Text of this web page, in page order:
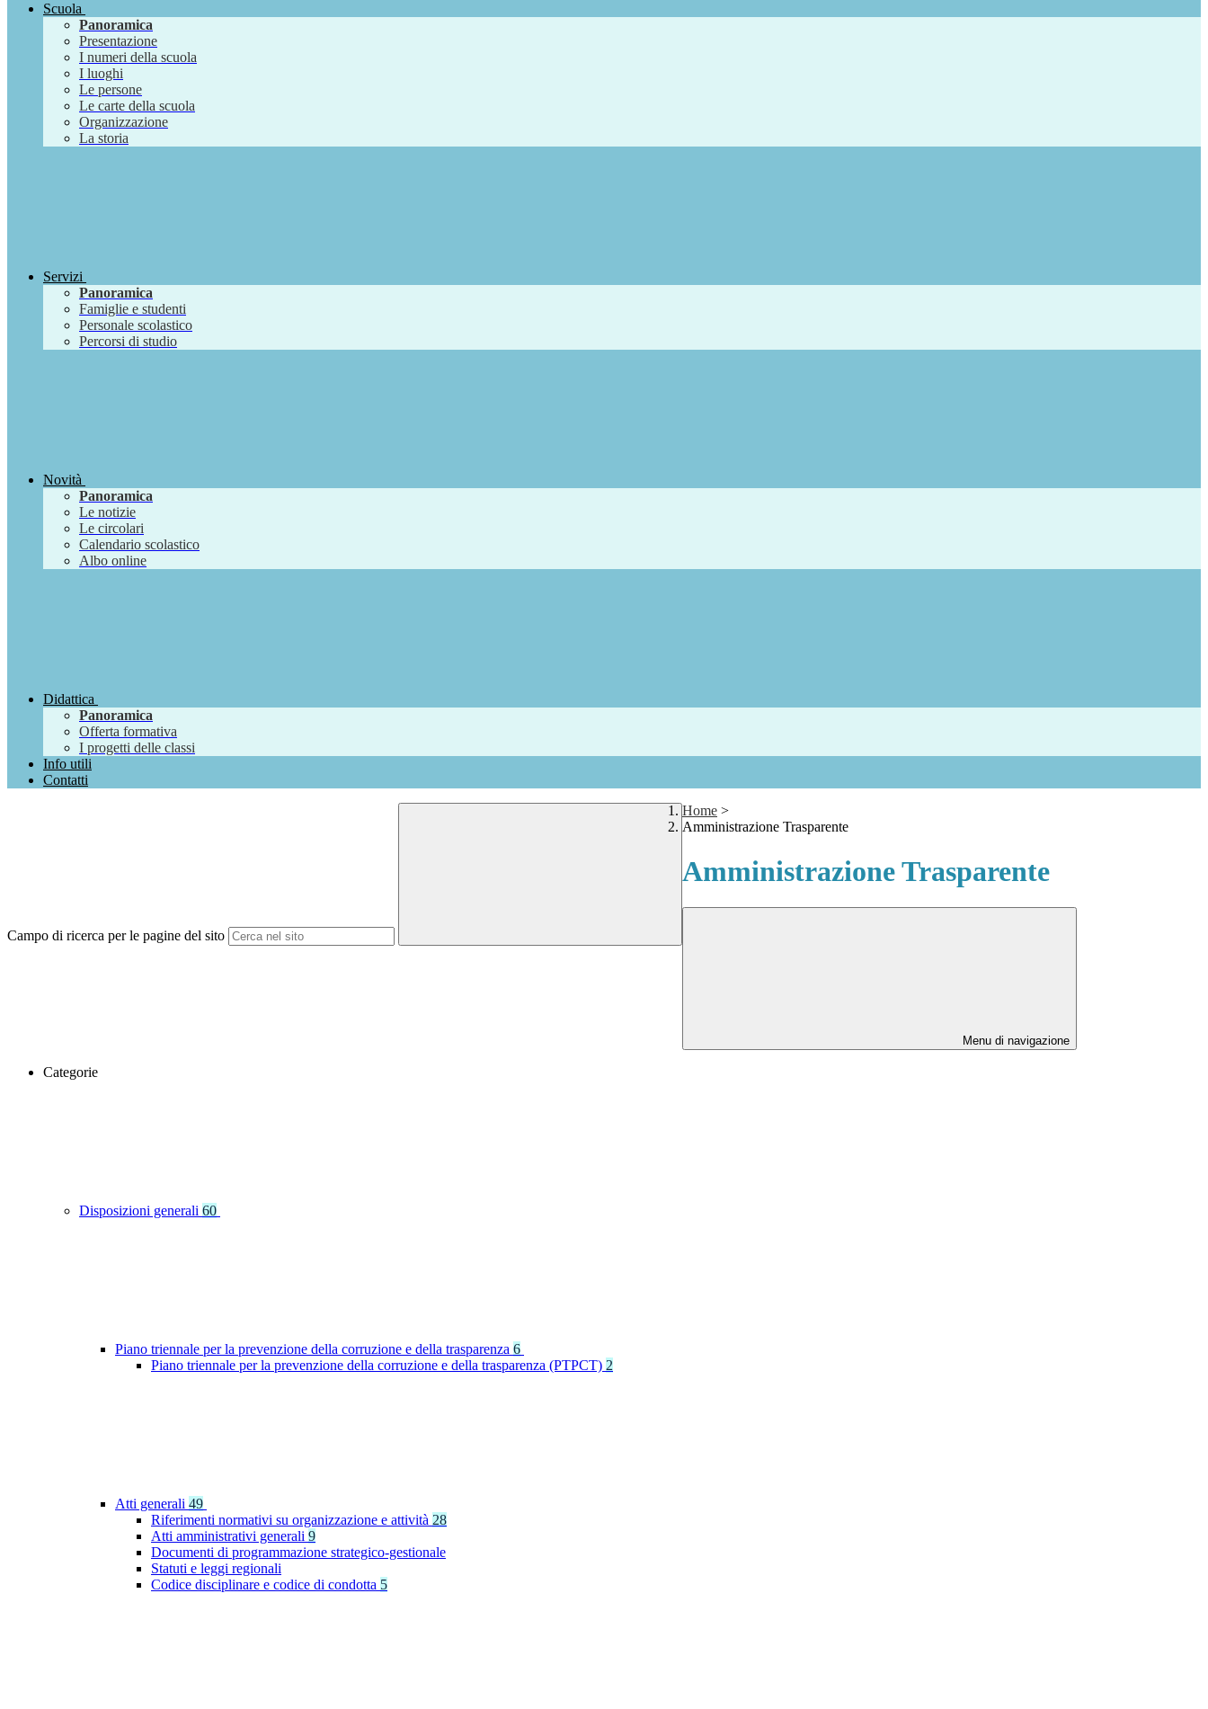
Scuola
Panoramica
Presentazione
I numeri della scuola
I luoghi
Le persone
Le carte della scuola
Organizzazione
La storia
Servizi
Panoramica
Famiglie e studenti
Personale scolastico
Percorsi di studio
Novità
Panoramica
Le notizie
Le circolari
Calendario scolastico
Albo online
Didattica
Panoramica
Offerta formativa
I progetti delle classi
Info utili
Contatti
Campo di ricerca per le pagine del sito
Home >
Amministrazione Trasparente
Amministrazione Trasparente
Menu di navigazione
Categorie
Disposizioni generali 60
Piano triennale per la prevenzione della corruzione e della trasparenza 6
Piano triennale per la prevenzione della corruzione e della trasparenza (PTPCT) 2
Atti generali 49
Riferimenti normativi su organizzazione e attività 28
Atti amministrativi generali 9
Documenti di programmazione strategico-gestionale
Statuti e leggi regionali
Codice disciplinare e codice di condotta 5